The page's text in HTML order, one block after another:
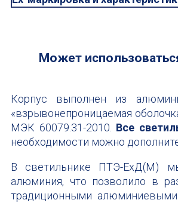
Может
Корпус выполнен из
«взрывонепроницаемая
МЭК 60079.31-2010. Все
необходимости можно
В светильнике ПТЭ-ЕхД(М)
алюминия, что позволило в
традиционными алюминиевыми